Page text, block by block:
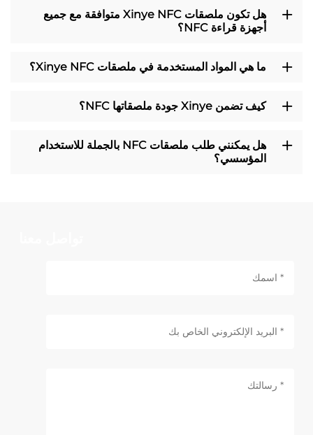
هل تكون ملصقات Xinye NFC متوافقة مع جميع
أجهزة قراءة NFC؟
ما هي المواد المستخدمة في ملصقات Xinye NFC؟
كيف تضمن Xinye جودة ملصقاتها NFC؟
هل يمكنني طلب ملصقات NFC بالجملة للاستخدام
المؤسسي؟